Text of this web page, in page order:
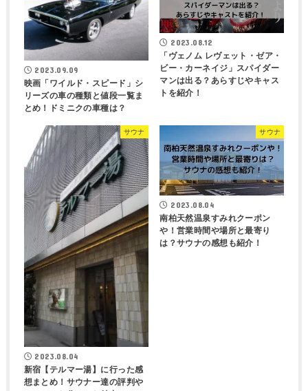
2023.09.09
映画「ワイルド・スピード」シ
リーズの車の種類と値段一覧ま
とめ！ドミニクの車種は？
2023.08.12
「ヴェノム レヴェット・ゼア・
ビー・カーネイジ」スパイダー
マンは出る？あらすじやキャス
トを紹介！
サウナ
2023.08.04
新宿【テルマー湯】に行った感
想まとめ！サウナー達の評判や
サウナ
2023.08.04
南柏天然温泉すみれクーポン
や！営業時間や場所と最寄り
は？サウナの感想も紹介！